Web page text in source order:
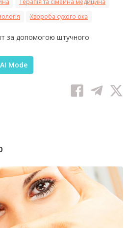
Терапія та сімейна медицина
Хвороба сухого ока
за допомогою штучного
Mode